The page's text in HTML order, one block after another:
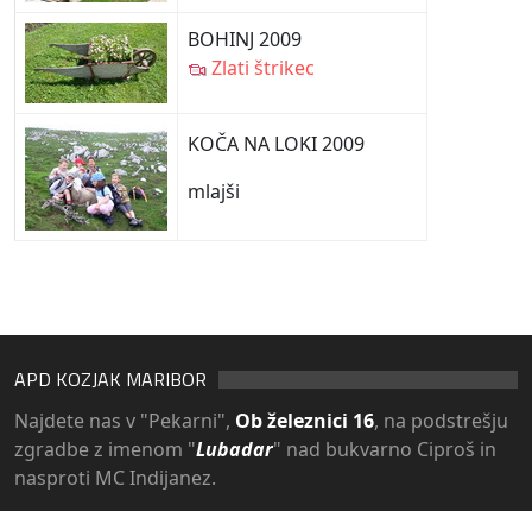
BOHINJ 2009
Zlati štrikec
KOČA NA LOKI 2009
mlajši
APD KOZJAK MARIBOR
Najdete nas v "Pekarni", Ob železnici 16, na podstrešju
zgradbe z imenom "Lubadar" nad bukvarno Ciproš in
nasproti MC Indijanez.